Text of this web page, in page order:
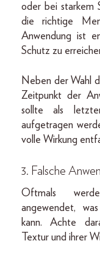
oder bei starkem
die richtige
Anwendung ist
Schutz zu
Neben der Wahl
Zeitpunkt der
sollte als
aufgetragen
volle Wirkung
3. Falsche
Oftmals
angewendet,
kann. Achte
Textur und ihrer